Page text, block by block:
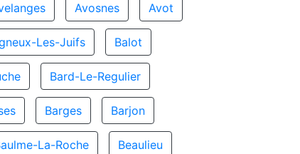
Avosnes Avot
Les-Juifs Balot
Bard-Le-Regulier
Barges Barjon
La-Roche Beaulieu